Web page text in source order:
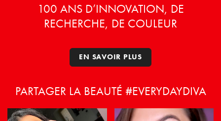
100 ANS D’INNOVATION, DE
RECHERCHE, DE COULEUR
EN SAVOIR PLUS
PARTAGER LA BEAUTÉ #EVERYDAYDIVA